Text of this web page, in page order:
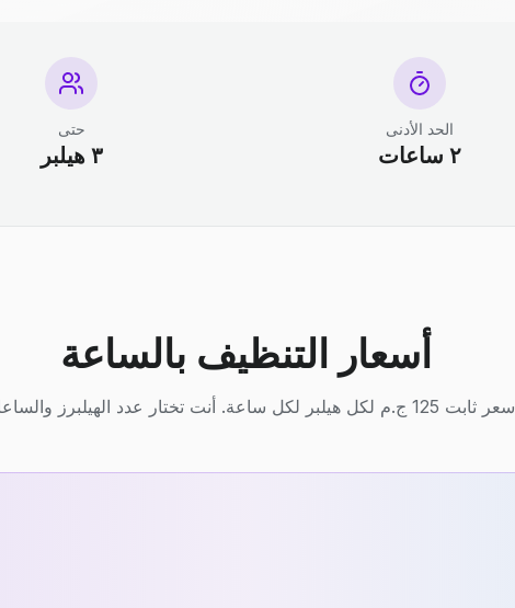
الحد الأدنى
٢ ساعات
حتى
٣ هيلبر
أسعار التنظيف بالساعة
سعر ثابت 125 ج.م لكل هيلبر لكل ساعة. أنت تختار عدد الهيلبرز والساعات.